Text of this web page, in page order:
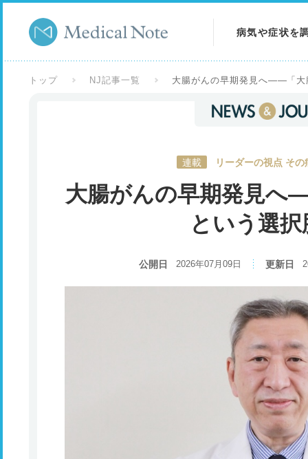
病気や症状を
症状を調べる
トップ NJ記事一覧 大腸がんの早期発見へ――「大
連載 リーダーの視点 そ
大腸がんの早期発見へ
という選
公開日 2026年07月09日 更新日